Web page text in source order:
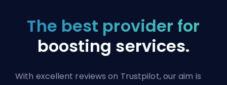
The best provider for
boosting services.
With excellent reviews on Trustpilot, our aim is